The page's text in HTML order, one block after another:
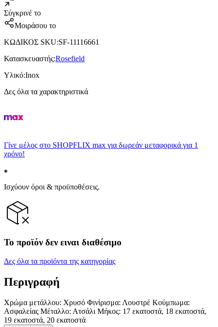
Σύγκρινέ το
Μοιράσου το
ΚΩΔΙΚΟΣ SKU:SF-11116661
Κατασκευαστής:Rosefield
Υλικό:Inox
Δες όλα τα χαρακτηριστικά
Γίνε μέλος στο SHOPFLIX max για δωρεάν μεταφορικά για 1
χρόνο!
Ισχύουν όροι & προϋποθέσεις.
Το προϊόν δεν ειναι διαθέσιμο
Δες όλα τα προϊόντα της κατηγορίας
Περιγραφή
Χρώμα μετάλλου: Χρυσό Φινίρισμα: Λουστρέ Κούμπωμα:
Ασφαλείας Μέταλλο: Ατσάλι Μήκος: 17 εκατοστά, 18 εκατοστά,
19 εκατοστά, 20 εκατοστά